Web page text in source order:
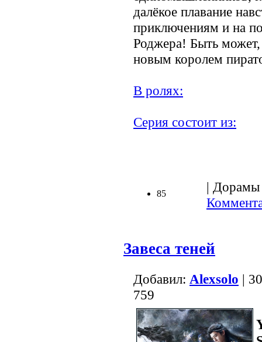
далёкое плавание
приключениям и на
Роджера! Быть может,
новым королем
В ролях:
Серия состоит из:
85
| Дорамы
Завеса теней
Добавил: Alexsolo |
759